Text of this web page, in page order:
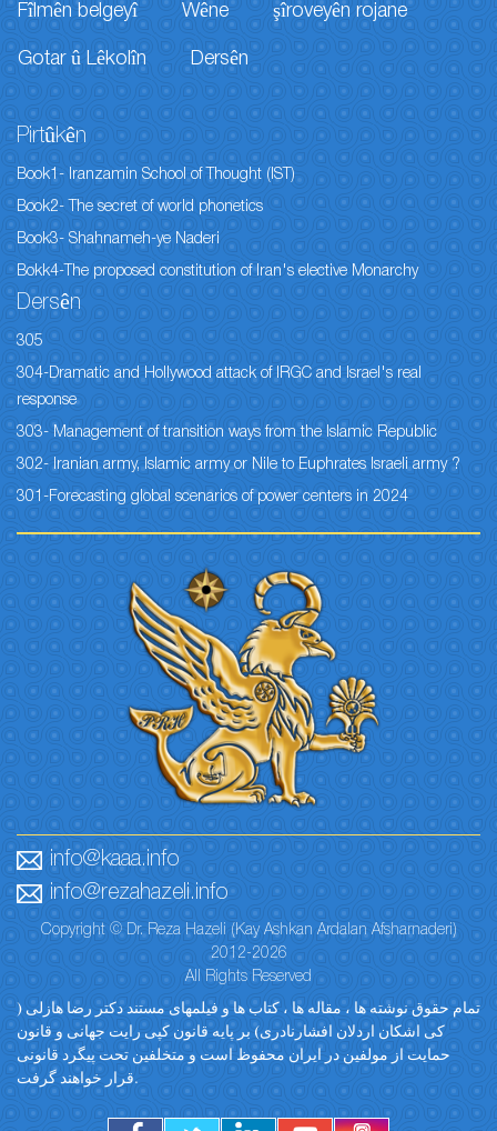
Fîlmên belgeyî Wêne şîroveyên rojane
Gotar û Lêkolîn Dersên
Pirtûkên
Book1- Iranzamin School of Thought (IST)
Book2- The secret of world phonetics
Book3- Shahnameh-ye Naderi
Bokk4-The proposed constitution of Iran's elective Monarchy
Dersên
305
304-Dramatic and Hollywood attack of IRGC and Israel's real
response
303- Management of transition ways from the Islamic Republic
302- Iranian army, Islamic army or Nile to Euphrates Israeli army ?
301-Forecasting global scenarios of power centers in 2024
info@kaaa.info
info@rezahazeli.info
Copyright © Dr. Reza Hazeli (Kay Ashkan Ardalan Afsharnaderi)
2012-2026
All Rights Reserved
تمام حقوق نوشته ها ، مقاله ها ، کتاب ها و فیلمهای مستند دکتر رضا هازلی (
کی اشکان اردلان افشارنادری) بر پایه قانون کپی رایت جهانی و قانون
حمایت از مولفین در ایران محفوظ است و متخلفین تحت پیگرد قانونی
قرار خواهند گرفت.